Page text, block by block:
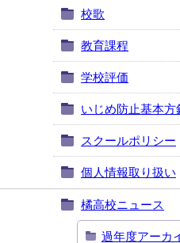
校歌
教育課程
学校評価
いじめ防止基本方
スクールポリシー
個人情報取り扱い
橘高校ニュース
過年度アーカ